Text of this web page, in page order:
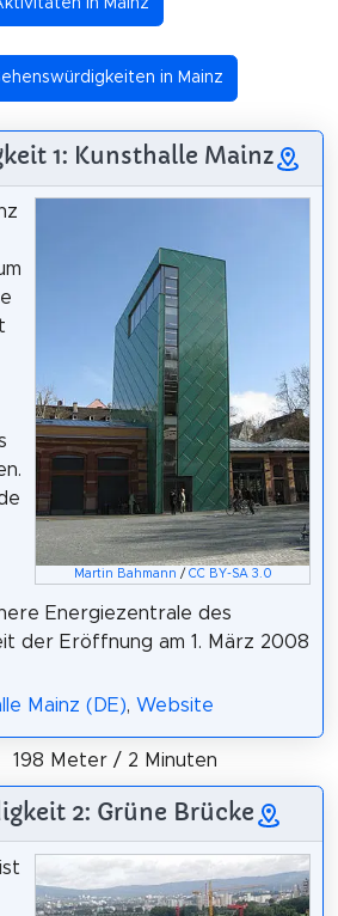
in Mainz
in Mainz
1: Kunsthalle Mainz
Martin Bahmann / CC BY-SA 3.0
Energiezentrale des
der Eröffnung am 1. März 2008
Mainz (DE), Website
198 Meter / 2 Minuten
2: Grüne Brücke